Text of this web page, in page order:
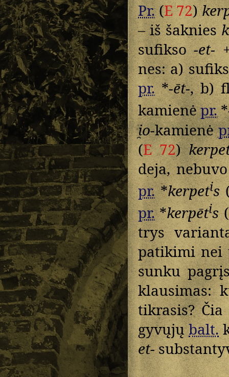
Pr.(E 72)
– iš šaknies
sufikso-et-
nes: a)
pr.*-ēt-, b)
kamienėpr.*
i̯o-kamienė
(E 72)
deja,
pr.*kerpetis
pr.*kerpētis(
trys
patikimi nei
sunku
klausimas:
tikrasis?
gyvųjųbalt.
et-